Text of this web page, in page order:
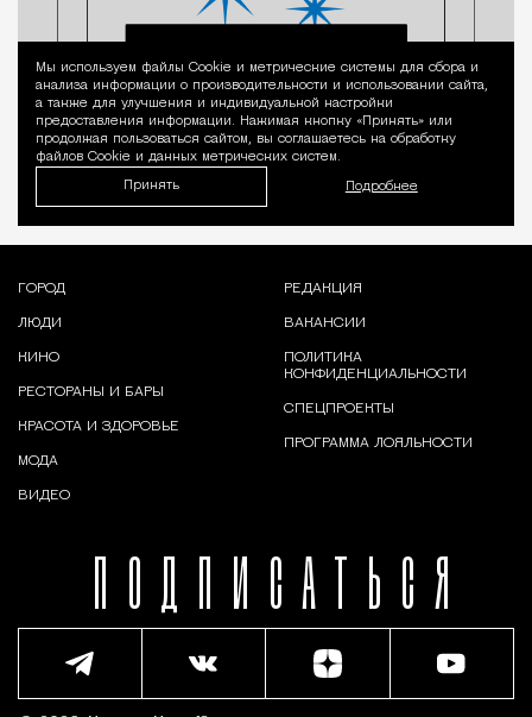
Уведомление
Мы используем файлы Сookie и метрические системы для сбора и
анализа информации о производительности и использовании сайта,
а также для улучшения и индивидуальной настройки
предоставления информации. Нажимая кнопку «Принять» или
продолжая пользоваться сайтом, вы соглашаетесь на обработку
файлов Cookie и данных метрических систем.
Принять Подробнее
ПОДПИСАТЬСЯ
ГОРОД
ЛЮДИ
КИНО
РЕСТОРАНЫ И БАРЫ
КРАСОТА И ЗДОРОВЬЕ
МОДА
ВИДЕО
РЕДАКЦИЯ
ВАКАНСИИ
ПОЛИТИКА
КОНФИДЕНЦИАЛЬНОСТИ
СПЕЦПРОЕКТЫ
ПРОГРАММА ЛОЯЛЬНОСТИ